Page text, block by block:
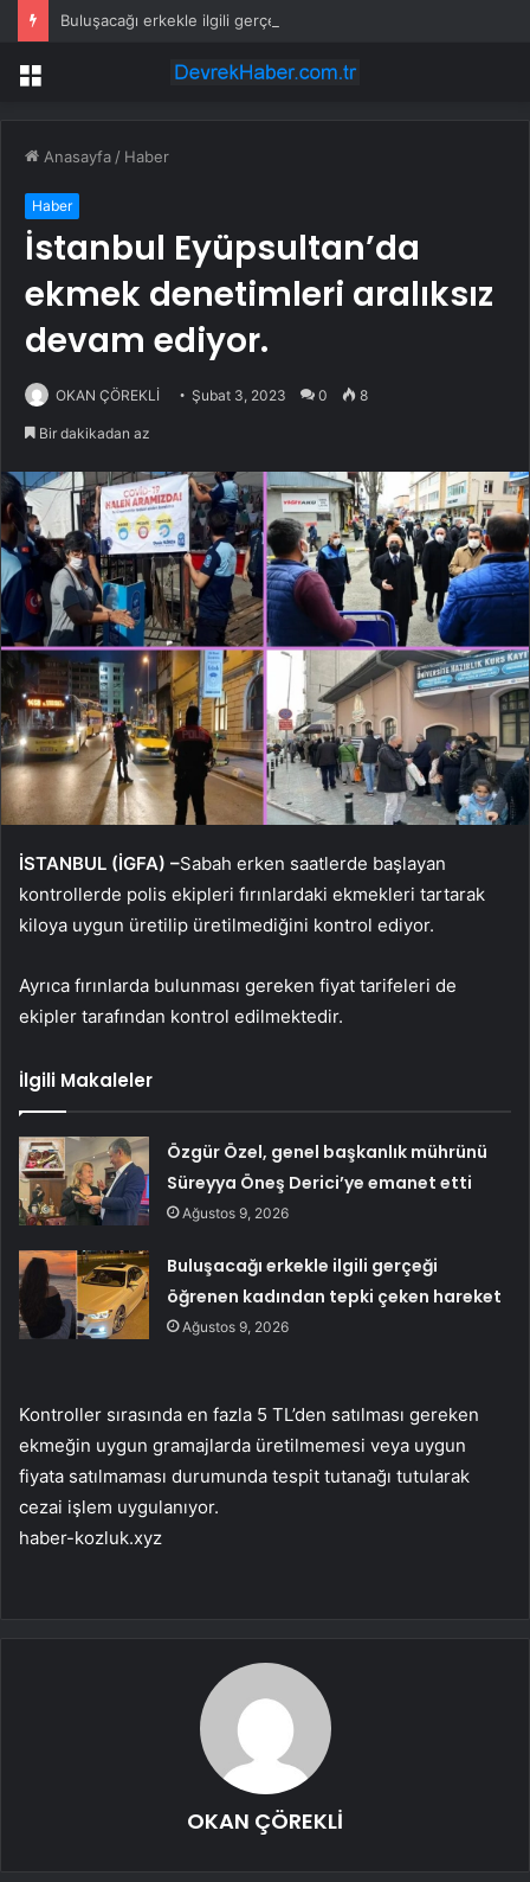
Menü
Anasayfa / Haber
Haber
İstanbul Eyüpsultan’da
ekmek denetimleri aralıksız
devam ediyor.
OKAN ÇÖREKLİ Şubat 3, 2023 0 8
Bir dakikadan az
İSTANBUL (İGFA) –Sabah erken saatlerde başlayan
kontrollerde polis ekipleri fırınlardaki ekmekleri tartarak
kiloya uygun üretilip üretilmediğini kontrol ediyor.
Ayrıca fırınlarda bulunması gereken fiyat tarifeleri de
ekipler tarafından kontrol edilmektedir.
İlgili Makaleler
Özgür Özel, genel başkanlık mührünü
Süreyya Öneş Derici’ye emanet etti
Ağustos 9, 2026
Buluşacağı erkekle ilgili gerçeği
öğrenen kadından tepki çeken hareket
Ağustos 9, 2026
Kontroller sırasında en fazla 5 TL’den satılması gereken
ekmeğin uygun gramajlarda üretilmemesi veya uygun
fiyata satılmaması durumunda tespit tutanağı tutularak
cezai işlem uygulanıyor.
haber-kozluk.xyz
OKAN ÇÖREKLİ